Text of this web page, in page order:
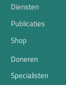
Diensten
Publicaties
Shop
Doneren
Specialisten